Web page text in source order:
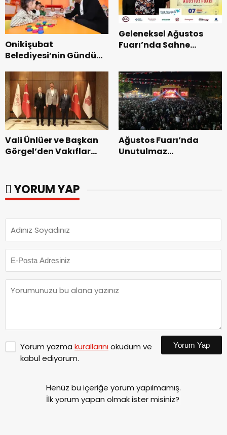
Onikişubat
Belediyesi’nin Gündüz
dönemin ön kayıtları
başladı.
Geleneksel Ağustos
Fuarı’nda Sahne
Vali Ünlüer ve Başkan
Görgel’den Vakıflar
Ağustos Fuarı’nda
Unutulmaz
YORUM YAP
Yorum yazma kurallarınıokudum ve
kabul ediyorum.
Yorum Yap
Henüz bu içeriğe yorum yapılmamış.
İlk yorum yapan olmak ister misiniz?